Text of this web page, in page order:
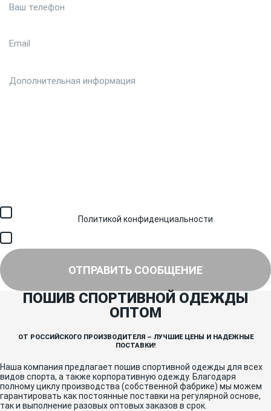
Политикой конфиденциальности
ОТПРАВИТЬ СООБЩЕНИЕ
ПОШИВ СПОРТИВНОЙ ОДЕЖДЫ
ОПТОМ
ОТ РОССИЙСКОГО ПРОИЗВОДИТЕЛЯ – ЛУЧШИЕ ЦЕНЫ И НАДЕЖНЫЕ
ПОСТАВКИ!
Наша компания предлагает пошив спортивной одежды для всех
видов спорта, а также корпоративную одежду. Благодаря
полному циклу производства (собственной фабрике) мы можем
гарантировать как постоянные поставки на регулярной основе,
так и выполнение разовых оптовых заказов в срок.